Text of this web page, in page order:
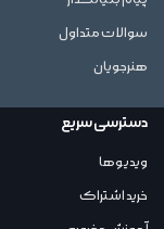
سوالات متداول
هنرجویان
دسترسی سریع
ویدیوها
خرید اشتراک